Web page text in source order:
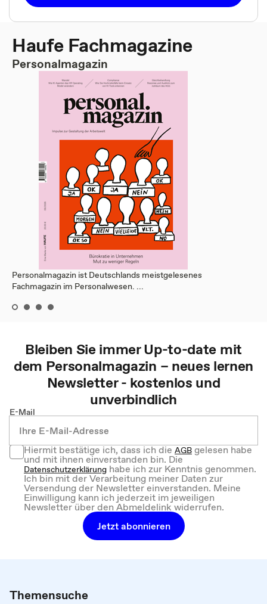
Haufe Fachmagazine
Personalmagazin
Personalmagazin ist Deutschlands meistgelesenes
Fachmagazin im Personalwesen. ...
Bleiben Sie immer Up-to-date mit
dem Personalmagazin – neues lernen
Newsletter - kostenlos und
unverbindlich
E-Mail
Hiermit bestätige ich, dass ich dieAGBgelesen habe
und mit ihnen einverstanden bin. Die
Datenschutzerklärung habe ich zur Kenntnis genommen.
Ich bin mit der Verarbeitung meiner Daten zur
Versendung der Newsletter einverstanden. Meine
Einwilligung kann ich jederzeit im jeweiligen
Newsletter über den Abmeldelink widerrufen.
Jetzt abonnieren
Themensuche